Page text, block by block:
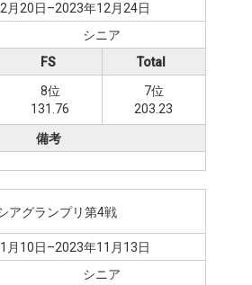
月20日–2023年12月24日
シニア
FS
8位
131.76
Total
7位
203.23
備考
アグランプリ第4戦
月10日–2023年11月13日
シニア